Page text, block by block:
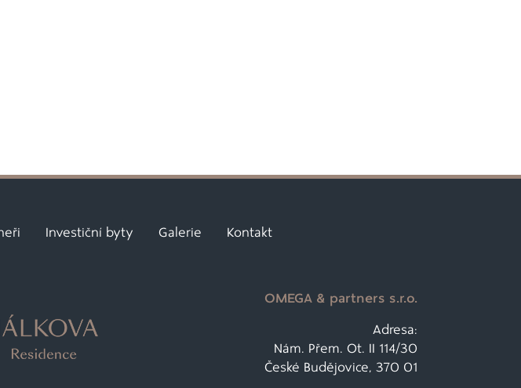
Investiční byty Galerie Kontakt
OMEGA & partners s.r.o.
Adresa:
Nám. Přem. Ot. II 114/30
České Budějovice, 370 01